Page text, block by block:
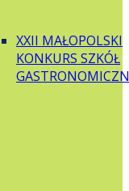
XXII MAŁOPOLSKI
KONKURS SZKÓŁ